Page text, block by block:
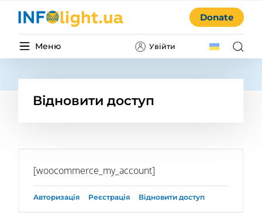
Меню Увійти
Donate
Відновити доступ
[woocommerce_my_account]
Авторизація Реєстрація Відновити доступ